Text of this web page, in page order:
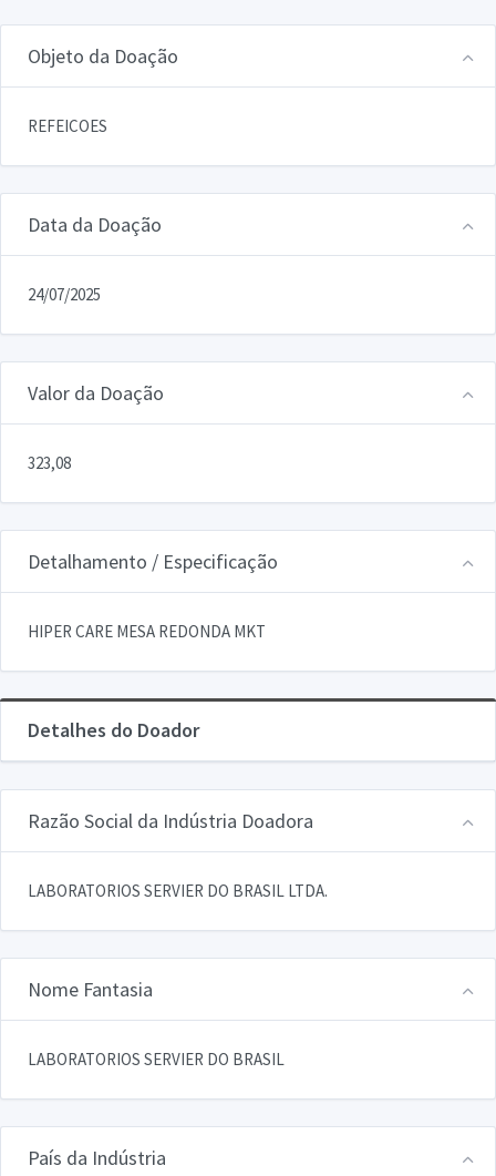
Objeto da Doação
REFEICOES
Data da Doação
24/07/2025
Valor da Doação
323,08
Detalhamento / Especificação
HIPER CARE MESA REDONDA MKT
Detalhes do Doador
Razão Social da Indústria Doadora
LABORATORIOS SERVIER DO BRASIL LTDA.
Nome Fantasia
LABORATORIOS SERVIER DO BRASIL
País da Indústria